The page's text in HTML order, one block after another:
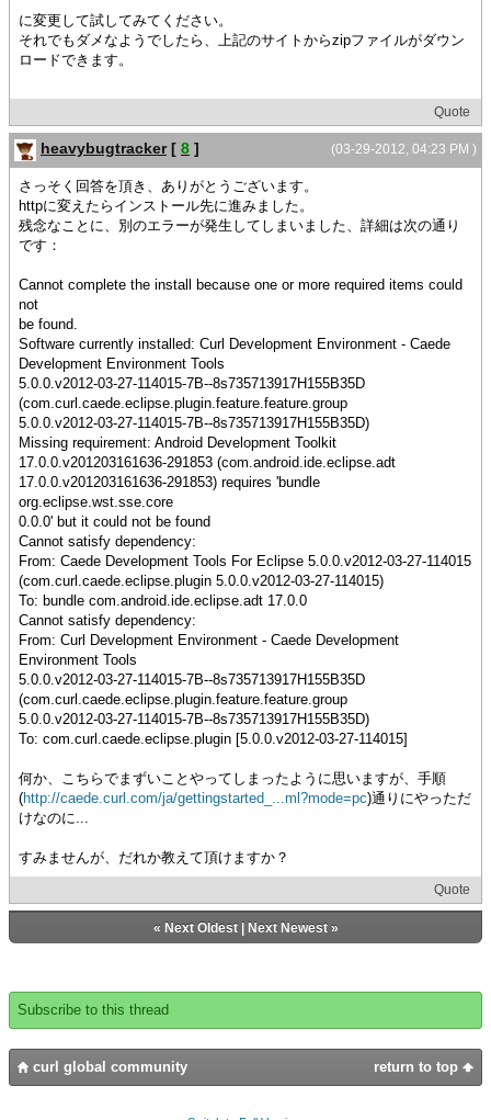
に変更して試してみてください。
それでもダメなようでしたら、上記のサイトからzipファイルがダウン
ロードできます。
Quote
(03-29-2012, 04:23 PM )
heavybugtracker [ 8 ]
さっそく回答を頂き、ありがとうございます。
httpに変えたらインストール先に進みました。
残念なことに、別のエラーが発生してしまいました、詳細は次の通り
です：
Cannot complete the install because one or more required items could
not
be found.
Software currently installed: Curl Development Environment - Caede
Development Environment Tools
5.0.0.v2012-03-27-114015-7B--8s735713917H155B35D
(com.curl.caede.eclipse.plugin.feature.feature.group
5.0.0.v2012-03-27-114015-7B--8s735713917H155B35D)
Missing requirement: Android Development Toolkit
17.0.0.v201203161636-291853 (com.android.ide.eclipse.adt
17.0.0.v201203161636-291853) requires 'bundle
org.eclipse.wst.sse.core
0.0.0' but it could not be found
Cannot satisfy dependency:
From: Caede Development Tools For Eclipse 5.0.0.v2012-03-27-114015
(com.curl.caede.eclipse.plugin 5.0.0.v2012-03-27-114015)
To: bundle com.android.ide.eclipse.adt 17.0.0
Cannot satisfy dependency:
From: Curl Development Environment - Caede Development
Environment Tools
5.0.0.v2012-03-27-114015-7B--8s735713917H155B35D
(com.curl.caede.eclipse.plugin.feature.feature.group
5.0.0.v2012-03-27-114015-7B--8s735713917H155B35D)
To: com.curl.caede.eclipse.plugin [5.0.0.v2012-03-27-114015]
何か、こちらでまずいことやってしまったように思いますが、手順
(http://caede.curl.com/ja/gettingstarted_...ml?mode=pc)通りにやっただ
けなのに...
すみませんが、だれか教えて頂けますか？
Quote
« Next Oldest| Next Newest»
Subscribe to this thread
return to top
curl global community